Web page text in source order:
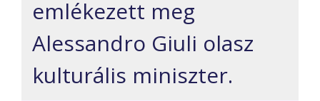
emlékezett meg
Alessandro Giuli olasz
kulturális miniszter.